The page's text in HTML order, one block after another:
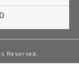
Reserved.